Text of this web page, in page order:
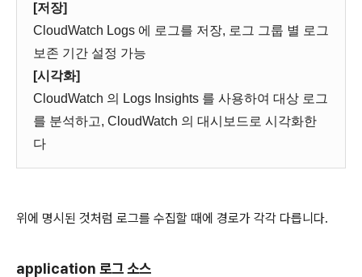
[저장]
CloudWatch Logs 에 로그를 저장, 로그 그룹 별 로그
보존 기간 설정 가능
[시각화]
CloudWatch 의 Logs Insights 를 사용하여 대상 로그
를 분석하고, CloudWatch 의 대시보드로 시각화한
다
위에 명시된 것처럼 로그를 수집할 때에 경로가 각각 다릅니다.
application 로그 소스